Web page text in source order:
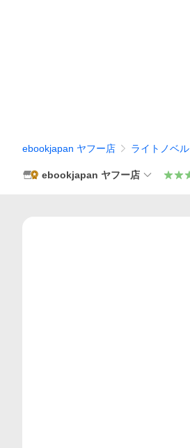
ebookjapan ヤフー店 ライトノベル
ebookjapan ヤフー店